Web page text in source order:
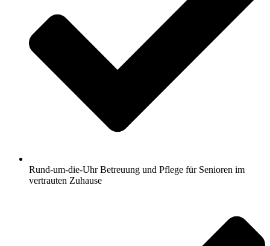
Rund-um-die-Uhr Betreuung und Pflege für Senioren im
vertrauten Zuhause